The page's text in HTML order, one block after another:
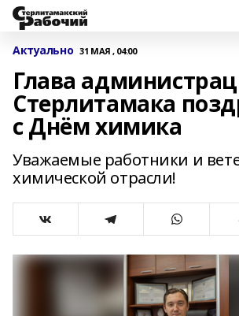
Актуально 31 МАЯ , 04:00
Глава
Стерлитамака
с Днём химика
Уважаемые работники и
химической отрасли!